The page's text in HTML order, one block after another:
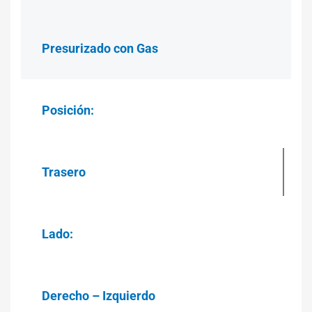
Presurizado con Gas
Posición:
Trasero
Lado:
Derecho – Izquierdo